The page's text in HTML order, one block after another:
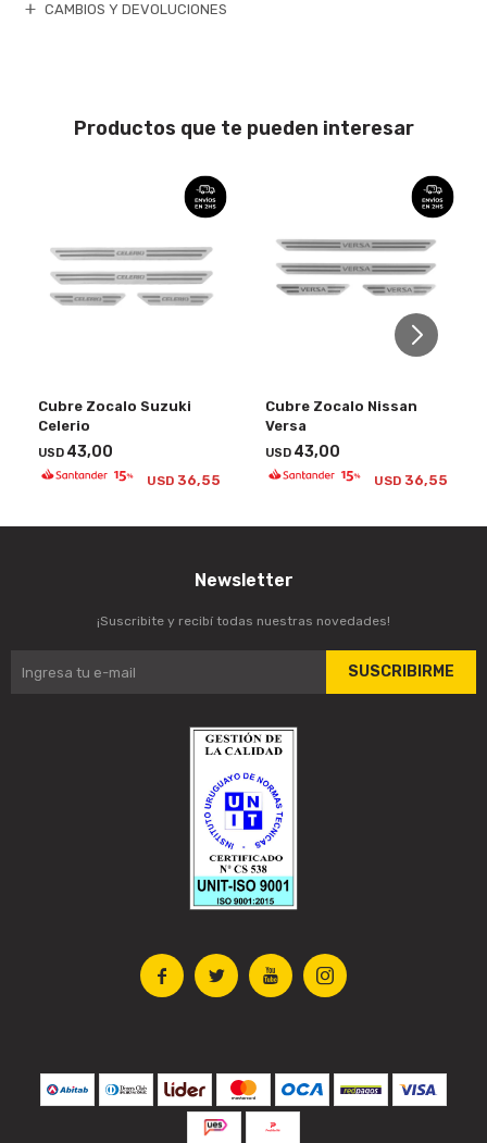
CAMBIOS Y DEVOLUCIONES
Productos que te pueden interesar
Cubre Zocalo Suzuki
Celerio
USD 43,00
USD 36,55
Cubre Zocalo Nissan
Versa
USD 43,00
USD 36,55
   
Newsletter
¡Suscribite y recibí todas nuestras novedades!
SUSCRIBIRME